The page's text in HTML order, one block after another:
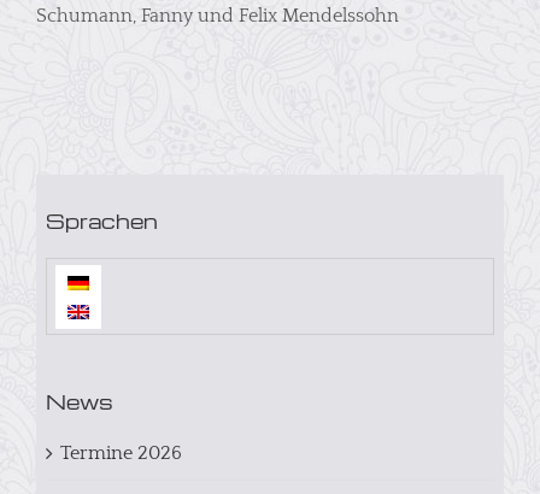
Schumann, Fanny und Felix Mendelssohn
Sprachen
News
Termine 2026